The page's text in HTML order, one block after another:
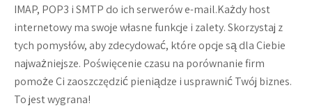
IMAP, POP3 i SMTP do ich serwerów e-mail.Każdy host
internetowy ma swoje własne funkcje i zalety. Skorzystaj z
tych pomysłów, aby zdecydować, które opcje są dla Ciebie
najważniejsze. Poświęcenie czasu na porównanie firm
pomoże Ci zaoszczędzić pieniądze i usprawnić Twój biznes.
To jest wygrana!